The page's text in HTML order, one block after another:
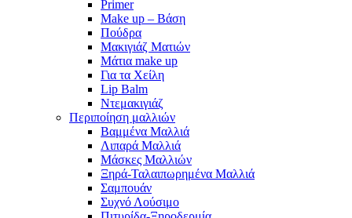
Primer
Make up – Βάση
Πούδρα
Μακιγιάζ Ματιών
Μάτια make up
Για τα Χείλη
Lip Balm
Ντεμακιγιάζ
Περιποίηση μαλλιών
Βαμμένα Μαλλιά
Λιπαρά Μαλλιά
Μάσκες Μαλλιών
Ξηρά-Ταλαιπωρημένα Μαλλιά
Σαμπουάν
Συχνό Λούσιμο